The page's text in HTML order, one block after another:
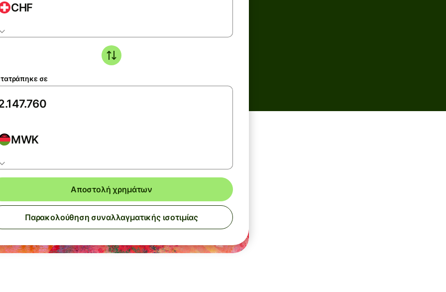
CHF
σε
MWK
Αποστολή χρημάτων
Παρακολούθηση συναλλαγματικής ισοτιμίας